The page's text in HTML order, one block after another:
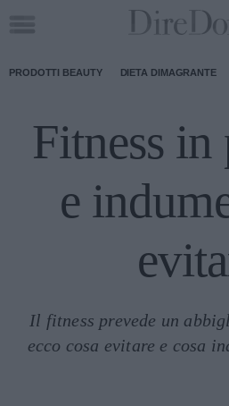
PRODOTTI BEAUTY DIETA DIMAGRANTE
Fitness in
e
Il fitness prevede un
ecco cosa evitare e cosa